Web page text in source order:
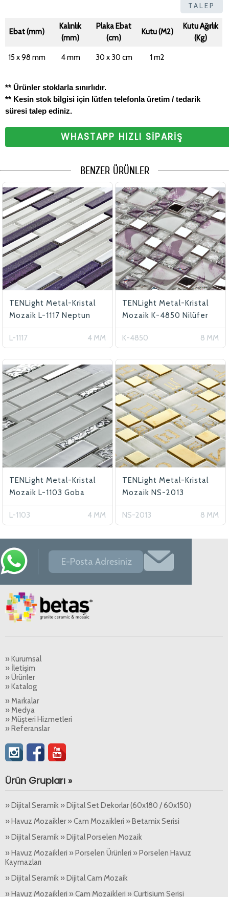
TALEP
Ebat (mm)
Kalınlık
(mm)
Plaka Ebat
(cm)
Kutu (M2)
Kutu Ağırlık
(Kg)
15 x 98 mm 4 mm 30 x 30 cm 1 m2
** Ürünler stoklarla sınırlıdır.
** Kesin stok bilgisi için lütfen telefonla üretim / tedarik
süresi talep ediniz.
WHASTAPP HIZLI SİPARİŞ
BENZER ÜRÜNLER
TENLight Metal-Kristal
Mozaik L-1117 Neptun
L-1117 4 MM
TENLight Metal-Kristal
Mozaik K-4850 Nilüfer
K-4850 8 MM
TENLight Metal-Kristal
Mozaik L-1103 Goba
L-1103 4 MM
TENLight Metal-Kristal
Mozaik NS-2013
NS-2013 8 MM
» Kurumsal
» İletişim
» Ürünler
» Katalog
» Markalar
» Medya
» Müşteri Hizmetleri
» Referanslar
Ürün Grupları »
» Dijital Seramik » Dijital Set Dekorlar (60x180 / 60x150)
» Havuz Mozaikler » Cam Mozaikleri » Betamix Serisi
» Dijital Seramik » Dijital Porselen Mozaik
» Havuz Mozaikleri » Porselen Ürünleri » Porselen Havuz
Kaymazları
» Dijital Seramik » Dijital Cam Mozaik
» Havuz Mozaikleri » Cam Mozaikleri » Curtisium Serisi